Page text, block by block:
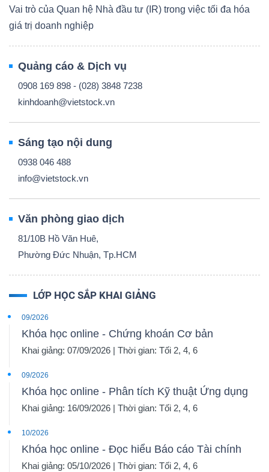
Vai trò của Quan hệ Nhà đầu tư (IR) trong việc tối đa hóa
giá trị doanh nghiệp
Quảng cáo & Dịch vụ
0908 169 898 - (028) 3848 7238
kinhdoanh@vietstock.vn
Sáng tạo nội dung
0938 046 488
info@vietstock.vn
Văn phòng giao dịch
81/10B Hồ Văn Huê,
Phường Đức Nhuận, Tp.HCM
LỚP HỌC SẮP KHAI GIẢNG
09/2026
Khóa học online - Chứng khoán Cơ bản
Khai giảng: 07/09/2026 | Thời gian: Tối 2, 4, 6
09/2026
Khóa học online - Phân tích Kỹ thuật Ứng dụng
Khai giảng: 16/09/2026 | Thời gian: Tối 2, 4, 6
10/2026
Khóa học online - Đọc hiểu Báo cáo Tài chính
Khai giảng: 05/10/2026 | Thời gian: Tối 2, 4, 6